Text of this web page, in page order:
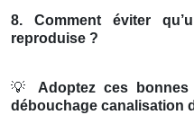
8. Comment éviter
reproduise ?
💡
Adoptez ces
débouchage canalisation